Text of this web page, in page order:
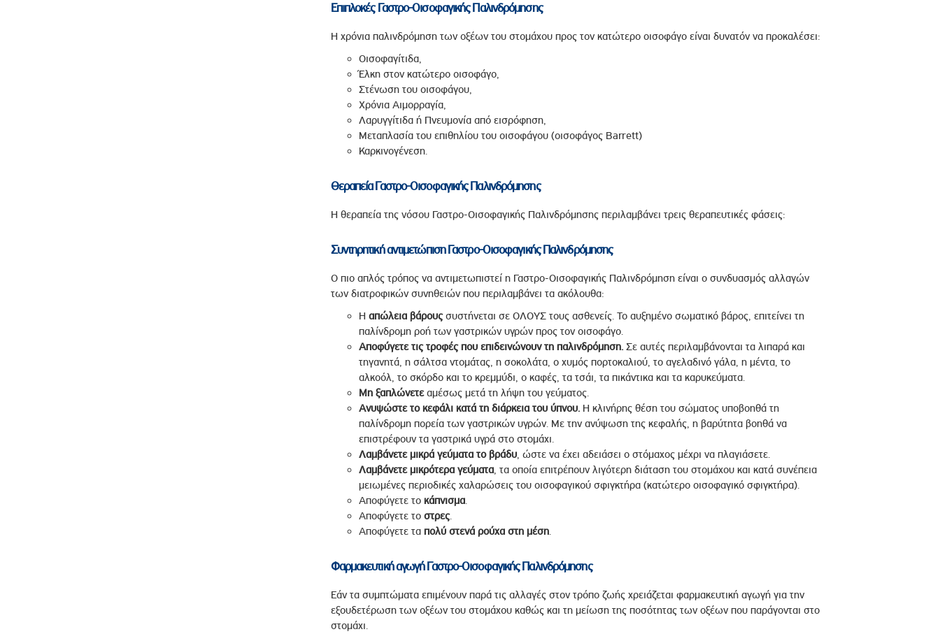
Επιπλοκές Γαστρο-Οισοφαγικής Παλινδρόμησης
Η χρόνια παλινδρόμηση των οξέων του στομάχου προς τον κατώτερο οισοφάγο είναι δυνατόν να προκαλέσει:
Οισοφαγίτιδα,
Έλκη στον κατώτερο οισοφάγο,
Στένωση του οισοφάγου,
Χρόνια Αιμορραγία,
Λαρυγγίτιδα ή Πνευμονία από εισρόφηση,
Μεταπλασία του επιθηλίου του οισοφάγου (οισοφάγος Barrett)
Καρκινογένεση.
Θεραπεία Γαστρο-Οισοφαγικής Παλινδρόμησης
Η θεραπεία της νόσου Γαστρο-Οισοφαγικής Παλινδρόμησης περιλαμβάνει τρεις θεραπευτικές φάσεις:
Συντηρητική αντιμετώπιση Γαστρο-Οισοφαγικής Παλινδρόμησης
Ο πιο απλός τρόπος να αντιμετωπιστεί η Γαστρο-Οισοφαγικής Παλινδρόμηση είναι ο συνδυασμός αλλαγών
των διατροφικών συνηθειών που περιλαμβάνει τα ακόλουθα:
Η απώλεια βάρουςσυστήνεται σε ΟΛΟΥΣ τους ασθενείς. Το αυξημένο σωματικό βάρος, επιτείνει τη
παλίνδρομη ροή των γαστρικών υγρών προς τον οισοφάγο.
Αποφύγετε τις τροφές που επιδεινώνουν τη παλινδρόμηση.Σε αυτές περιλαμβάνονται τα λιπαρά και
τηγανητά, η σάλτσα ντομάτας, η σοκολάτα, ο χυμός πορτοκαλιού, το αγελαδινό γάλα, η μέντα, το
αλκοόλ, το σκόρδο και το κρεμμύδι, ο καφές, τα τσάι, τα πικάντικα και τα καρυκεύματα.
Μη ξαπλώνετεαμέσως μετά τη λήψη του γεύματος.
Ανυψώστε το κεφάλι κατά τη διάρκεια του ύπνου.Η κλινήρης θέση του σώματος υποβοηθά τη
παλίνδρομη πορεία των γαστρικών υγρών. Με την ανύψωση της κεφαλής, η βαρύτητα βοηθά να
επιστρέφουν τα γαστρικά υγρά στο στομάχι.
Λαμβάνετε μικρά γεύματα το βράδυ, ώστε να έχει αδειάσει ο στόμαχος μέχρι να πλαγιάσετε.
Λαμβάνετε μικρότερα γεύματα, τα οποία επιτρέπουν λιγότερη διάταση του στομάχου και κατά συνέπεια
μειωμένες περιοδικές χαλαρώσεις του οισοφαγικού σφιγκτήρα (κατώτερο οισοφαγικό σφιγκτήρα).
Αποφύγετε το κάπνισμα.
Αποφύγετε το στρες.
Αποφύγετε τα πολύ στενά ρούχα στη μέση.
Φαρμακευτική αγωγή Γαστρο-Οισοφαγικής Παλινδρόμησης
Εάν τα συμπτώματα επιμένουν παρά τις αλλαγές στον τρόπο ζωής χρειάζεται φαρμακευτική αγωγή για την
εξουδετέρωση των οξέων του στομάχου καθώς και τη μείωση της ποσότητας των οξέων που παράγονται στο
στομάχι.